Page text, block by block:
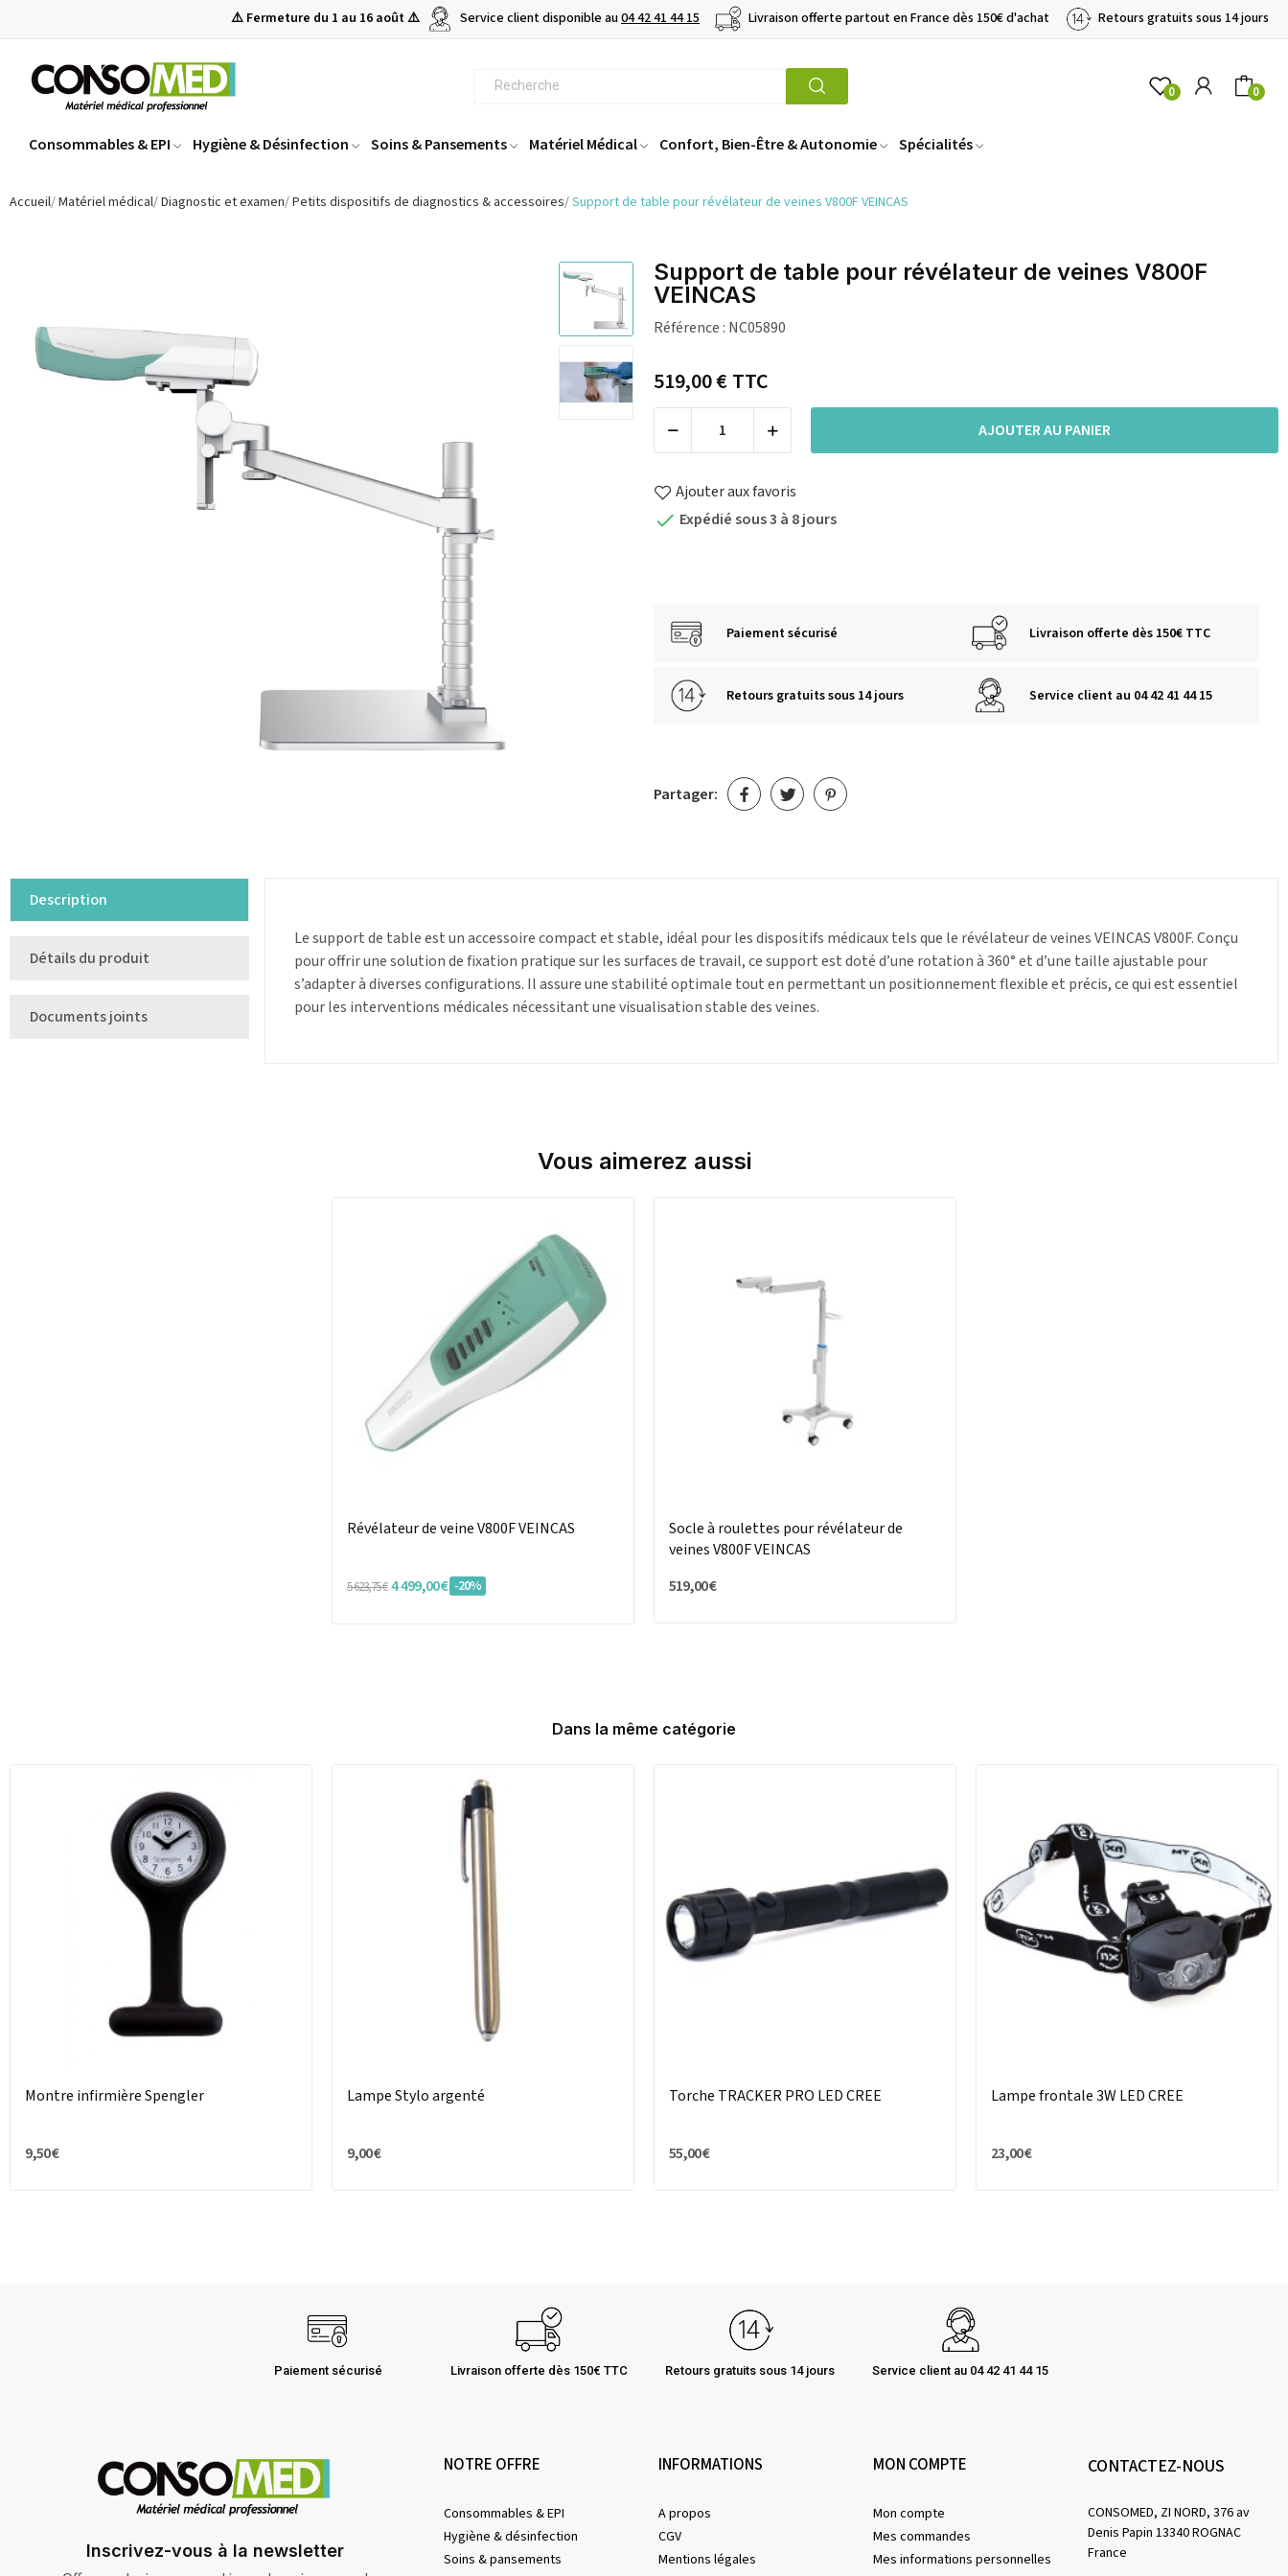
⚠️ Fermeture du 1 au 16 août ⚠️ Service client disponible au04 42 41 44 15 Livraison offerte partout en France dès 150€ d'achat Retours gratuits sous 14 jours
0 0
Consommables & EPI Hygiène & Désinfection Soins & Pansements Matériel Médical Confort, Bien-Être & Autonomie Spécialités
Accueil Matériel médical Diagnostic et examen Petits dispositifs de diagnostics & accessoires Support de table pour révélateur de veines V800F VEINCAS
Support de table pour révélateur de veines V800F
VEINCAS
Référence : NC05890
519,00 €TTC
AJOUTER AU PANIER
Ajouter aux favoris
 Expédié sous 3 à 8 jours
Paiement sécurisé Livraison offerte dès 150€ TTC
Retours gratuits sous 14 jours Service client au 04 42 41 44 15
Partager:
Description
Détails du produit
Documents joints
Le support de tableest un accessoire compact et stable, idéal pour les dispositifs médicaux tels que le révélateur de veines VEINCAS V800F. Conçu
pour offrir une solution de fixation pratique sur les surfaces de travail, ce support est doté d’une rotation à 360° et d’une taille ajustable pour
s’adapter à diverses configurations. Il assure une stabilité optimale tout en permettant un positionnement flexible et précis, ce qui est essentiel
pour les interventions médicales nécessitant une visualisation stable des veines.
Vous aimerez aussi
Révélateur de veine V800F VEINCAS
5 623,75 €4 499,00 € -20%
Socle à roulettes pour révélateur de
veines V800F VEINCAS
519,00 €
Dans la même catégorie
Montre infirmière Spengler
9,50 €
Lampe Stylo argenté
9,00 €
Torche TRACKER PRO LED CREE
55,00 €
Lampe frontale 3W LED CREE
23,00 €
Paiement sécurisé Livraison offerte dès 150€ TTC Retours gratuits sous 14 jours Service client au 04 42 41 44 15
Inscrivez-vous à la newsletter
NOTRE OFFRE
Consommables & EPI
Hygiène & désinfection
Soins & pansements
INFORMATIONS
A propos
CGV
Mentions légales
MON COMPTE
Mon compte
Mes commandes
Mes informations personnelles
CONTACTEZ-NOUS
CONSOMED, ZI NORD, 376 av
Denis Papin 13340 ROGNAC
France